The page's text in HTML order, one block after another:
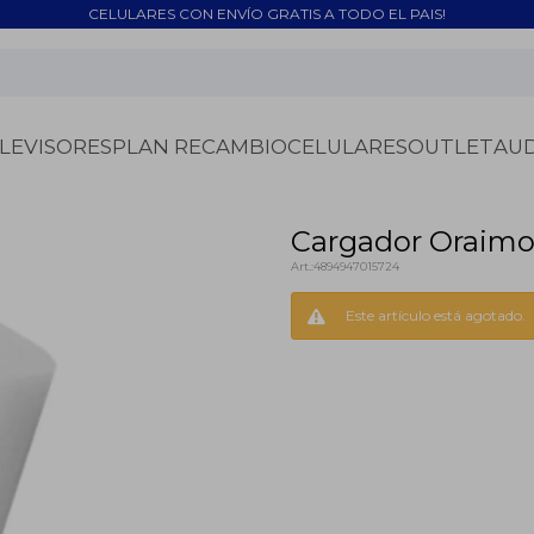
CELULARES CON ENVÍO GRATIS A TODO EL PAIS!
PLAN RECAMBIOCELULARESOUTLET
Cargador
4894947015724
Este artículo está agotado.